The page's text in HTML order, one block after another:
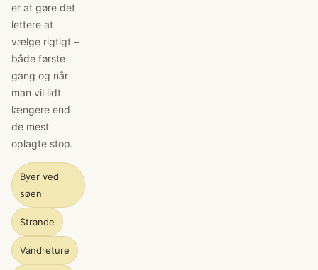
er at gøre det
lettere at
vælge rigtigt –
både første
gang og når
man vil lidt
længere end
de mest
oplagte stop.
Byer ved
søen
Strande
Vandreture